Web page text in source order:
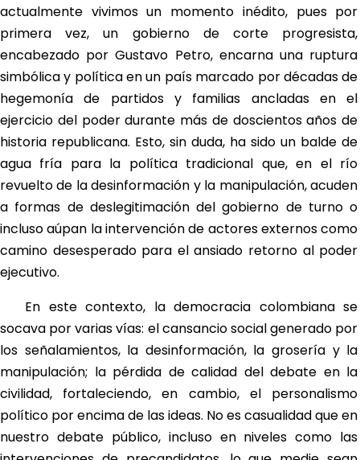
actualmente vivimos un momento inédito, pues por
primera vez, un gobierno de corte progresista,
encabezado por Gustavo Petro, encarna una ruptura
simbólica y política en un país marcado por décadas de
hegemonía de partidos y familias ancladas en el
ejercicio del poder durante más de doscientos años de
historia republicana. Esto, sin duda, ha sido un balde de
agua fría para la política tradicional que, en el río
revuelto de la desinformación y la manipulación, acuden
a formas de deslegitimación del gobierno de turno o
incluso aúpan la intervención de actores externos como
camino desesperado para el ansiado retorno al poder
ejecutivo.
En este contexto, la democracia colombiana se
socava por varias vías: el cansancio social generado por
los señalamientos, la desinformación, la grosería y la
manipulación; la pérdida de calidad del debate en la
civilidad, fortaleciendo, en cambio, el personalismo
político por encima de las ideas. No es casualidad que en
nuestro debate público, incluso en niveles como las